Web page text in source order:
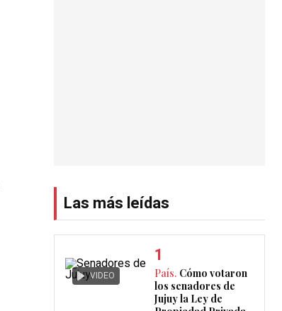
Las más leídas
VIDEO País. Cómo votaron
los senadores de
Jujuy la Ley de